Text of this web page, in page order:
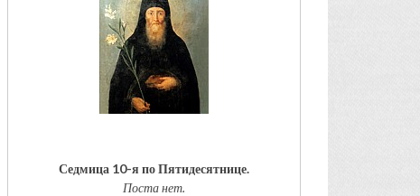
Седмица 10-я по Пятидесятнице.
Поста нет.